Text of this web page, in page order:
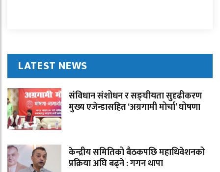
LATEST NEWS
संविधान संशोधन र सङ्घीयता सुदृढीकरण
मुख्य एजेन्डासहित ‘अग्रगामी मोर्चा’ घोषणा
केन्द्रीय समितिको बैठकपछि महाधिवेशनको
प्रक्रिया अघि बढ्ने : गगन थापा